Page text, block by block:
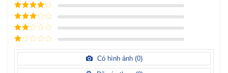
Được xếp
hạng
5
5
sao
Được xếp
hạng
4
5
sao
Được
xếp
hạng3
5 sao
Được
hạng
sao
Được
hạng
Có hình ảnh (0)